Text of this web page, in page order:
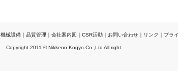
機械設備｜ 品質管理 ｜ 会社案内図 ｜ CSR活動｜ お問い合わせ｜ リンク ｜ プラ
Copyright 2011 © Nikkeno Kogyo.Co.,Ltd All right.